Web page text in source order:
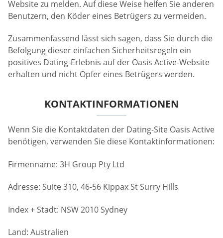
Website zu melden. Auf diese Weise helfen Sie anderen
Benutzern, den Köder eines Betrügers zu vermeiden.
Zusammenfassend lässt sich sagen, dass Sie durch die
Befolgung dieser einfachen Sicherheitsregeln ein
positives Dating-Erlebnis auf der Oasis Active-Website
erhalten und nicht Opfer eines Betrügers werden.
KONTAKTINFORMATIONEN
Wenn Sie die Kontaktdaten der Dating-Site Oasis Active
benötigen, verwenden Sie diese Kontaktinformationen:
Firmenname: 3H Group Pty Ltd
Adresse: Suite 310, 46-56 Kippax St Surry Hills
Index + Stadt: NSW 2010 Sydney
Land: Australien